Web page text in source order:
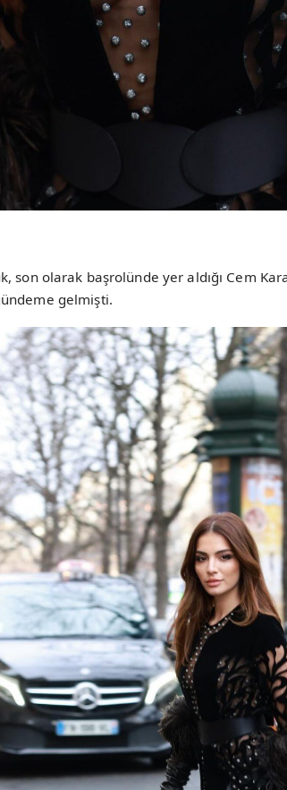
son olarak başrolünde yer aldığı Cem
gelmişti.